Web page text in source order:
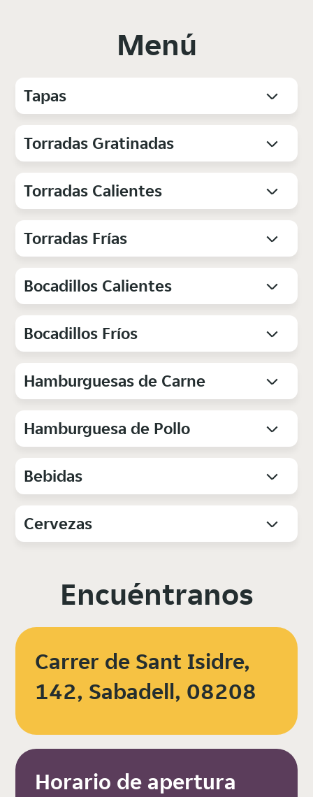
Menú
Tapas
Torradas Gratinadas
Torradas Calientes
Torradas Frías
Bocadillos Calientes
Bocadillos Fríos
Hamburguesas de Carne
Hamburguesa de Pollo
Bebidas
Cervezas
Encuéntranos
Carrer de Sant Isidre,
142, Sabadell, 08208
Horario de apertura